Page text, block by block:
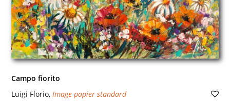
Campo fiorito
Luigi Florio, Image papier standard